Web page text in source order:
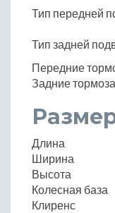
Тип передней
Тип задней
Передние
Задние тормоза
Длина
Ширина
Высота
Колесная база
Клиренс